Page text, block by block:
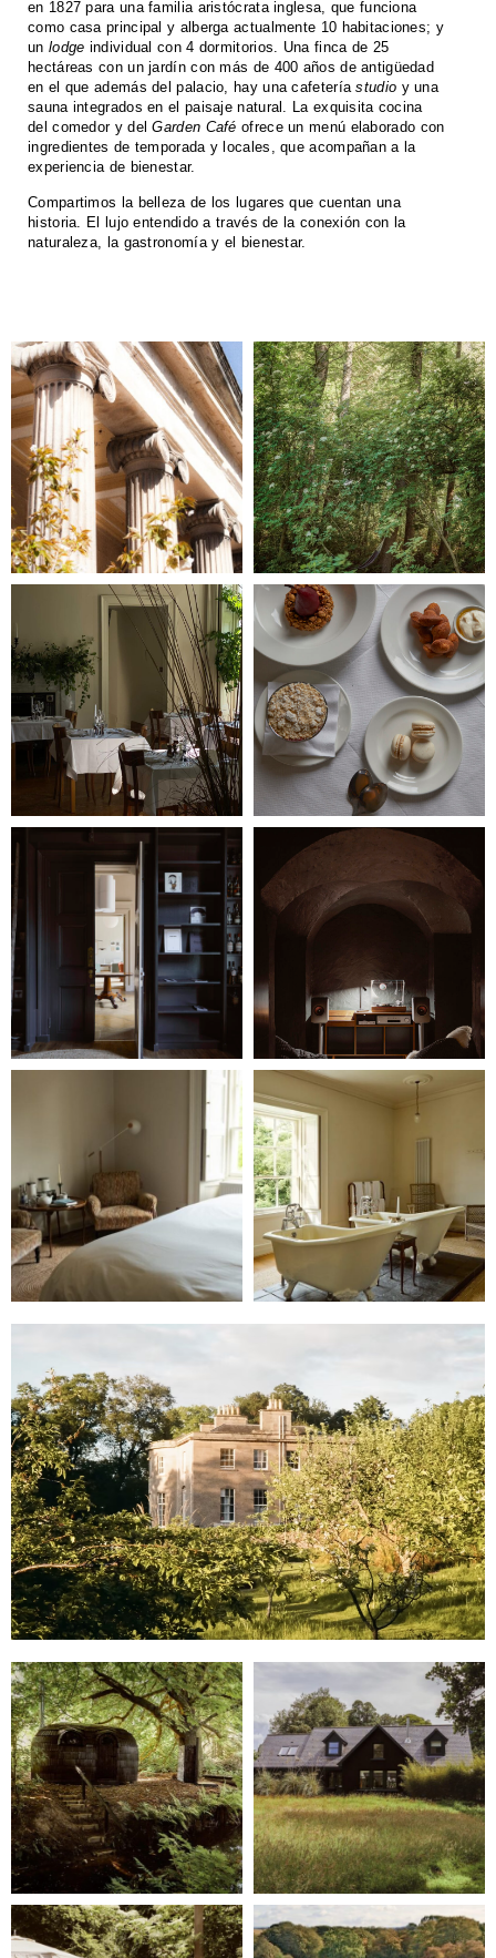
en 1827 para una familia aristócrata inglesa, que funciona
como casa principal y alberga actualmente 10 habitaciones; y
un lodge individual con 4 dormitorios. Una finca de 25
hectáreas con un jardín con más de 400 años de antigüedad
en el que además del palacio, hay una cafeteríastudio y una
sauna integrados en el paisaje natural. La exquisita cocina
del comedor y delGarden Café ofrece un menú elaborado con
ingredientes de temporada y locales, que acompañan a la
experiencia de bienestar.
Compartimos la belleza de los lugares que cuentan una
historia. El lujo entendido a través de la conexión con la
naturaleza, la gastronomía y el bienestar.